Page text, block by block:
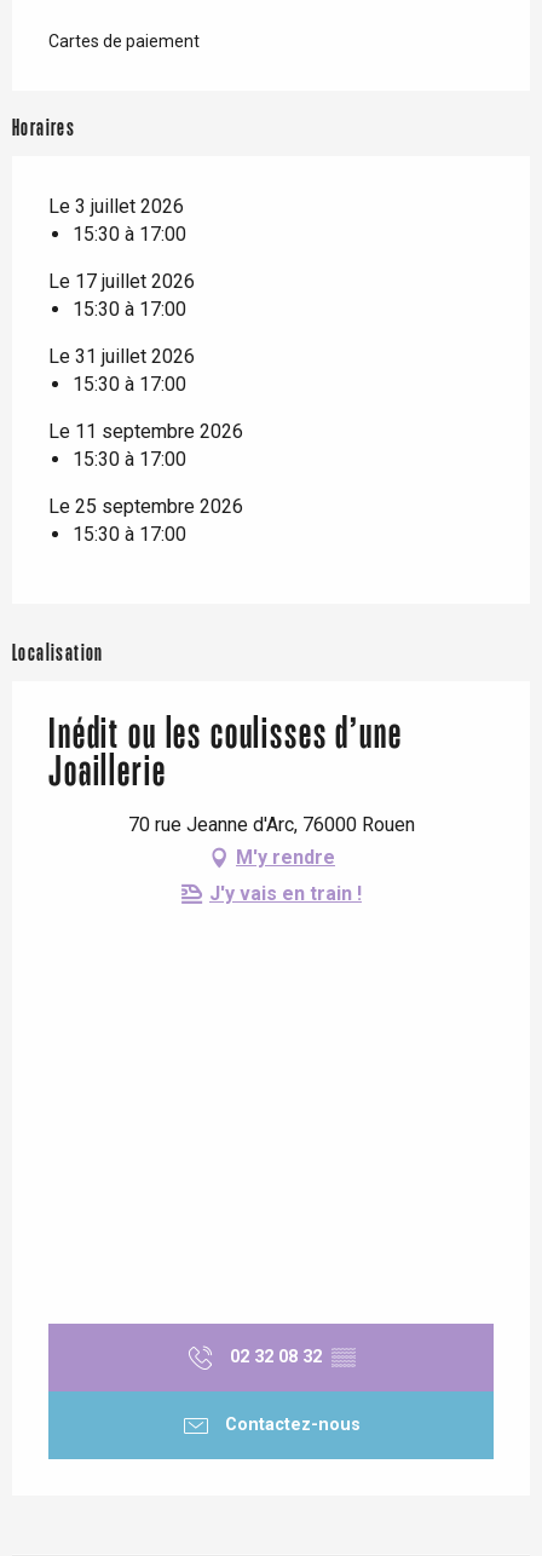
Cartes de paiement
Horaires
Le 3 juillet 2026
15:30 à 17:00
Le 17 juillet 2026
15:30 à 17:00
Le 31 juillet 2026
15:30 à 17:00
Le 11 septembre 2026
15:30 à 17:00
Le 25 septembre 2026
15:30 à 17:00
Localisation
Inédit ou les coulisses d’une
Joaillerie
70 rue Jeanne d'Arc, 76000 Rouen
M'y rendre
J'y vais en train !
02 32 08 32 ▒▒
Contactez-nous